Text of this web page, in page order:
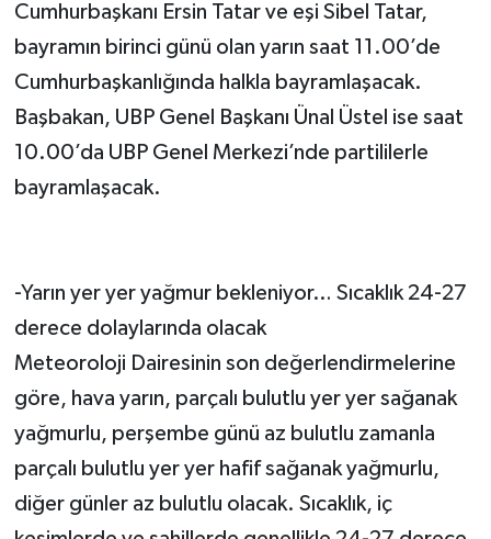
Cumhurbaşkanı Ersin Tatar ve eşi Sibel Tatar,
bayramın birinci günü olan yarın saat 11.00’de
Cumhurbaşkanlığında halkla bayramlaşacak.
Başbakan, UBP Genel Başkanı Ünal Üstel ise saat
10.00’da UBP Genel Merkezi’nde partililerle
bayramlaşacak.
-Yarın yer yer yağmur bekleniyor… Sıcaklık 24-27
derece dolaylarında olacak
Meteoroloji Dairesinin son değerlendirmelerine
göre, hava yarın, parçalı bulutlu yer yer sağanak
yağmurlu, perşembe günü az bulutlu zamanla
parçalı bulutlu yer yer hafif sağanak yağmurlu,
diğer günler az bulutlu olacak. Sıcaklık, iç